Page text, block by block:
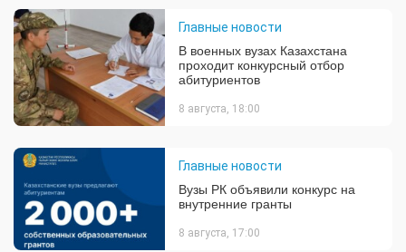
Главные новости
В военных вузах Казахстана
проходит конкурсный отбор
абитуриентов
8 августа, 18:00
Главные новости
Вузы РК объявили конкурс на
внутренние гранты
8 августа, 17:00